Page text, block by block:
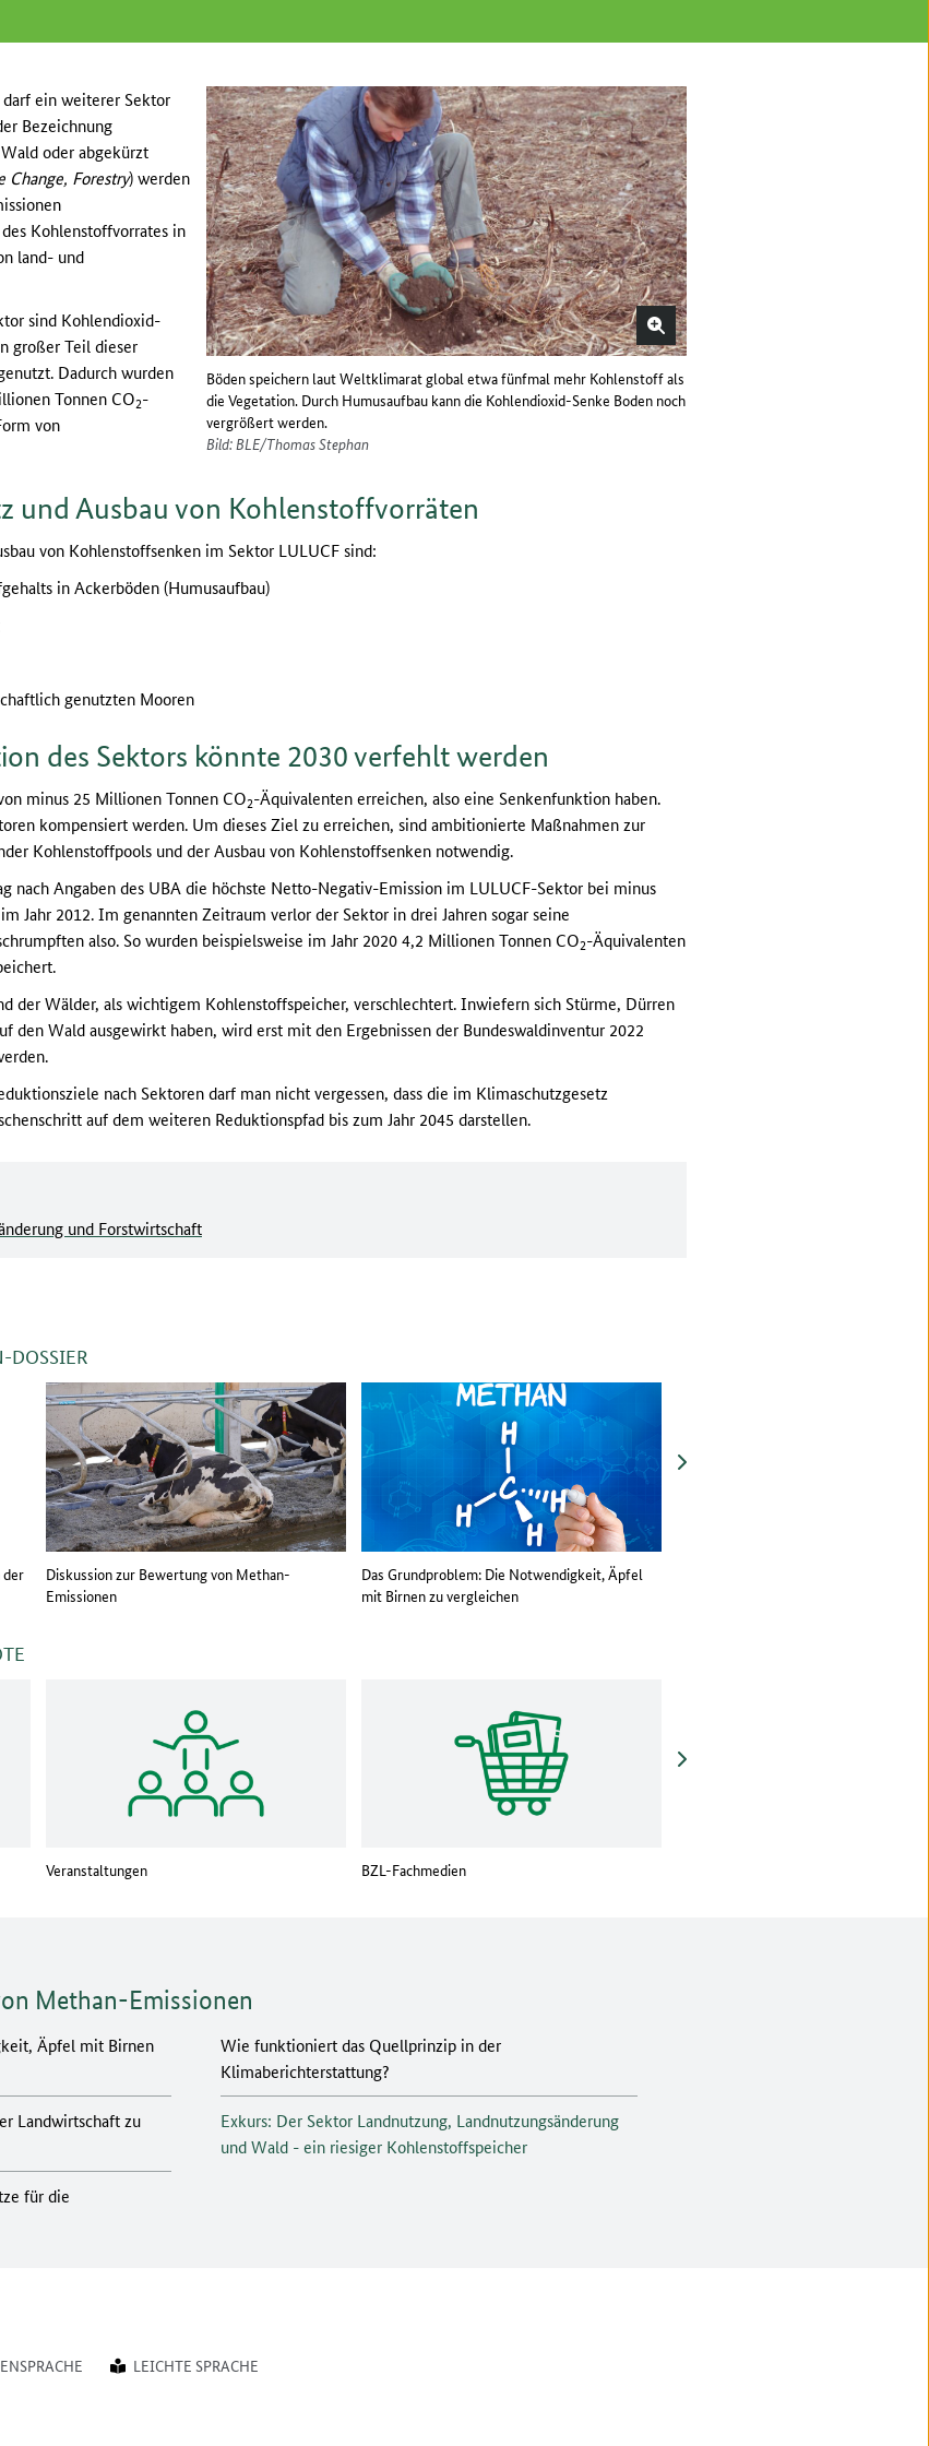
Böden speichern laut Weltklimarat global etwa fünfmal mehr Kohlenstoff als
die Vegetation. Durch Humusaufbau kann die Kohlendioxid-Senke Boden noch
vergrößert werden.
Bild: BLE/Thomas Stephan
ein weiterer Sektor
Bezeichnung
oder abgekürzt
Change, Forestry) werden
Kohlenstoffvorrates in
land- und
sind Kohlendioxid-
großer Teil dieser
Dadurch wurden
Tonnen CO2-
von
und Ausbau von Kohlenstoffvorräten
von Kohlenstoffsenken im Sektor LULUCF sind:
in Ackerböden (Humusaufbau)
genutzten Mooren
des Sektors könnte 2030 verfehlt werden
minus 25 Millionen Tonnen CO2-Äquivalenten erreichen, also eine Senkenfunktion haben.
kompensiert werden. Um dieses Ziel zu erreichen, sind ambitionierte Maßnahmen zur
Kohlenstoffpools und der Ausbau von Kohlenstoffsenken notwendig.
nach Angaben des UBA die höchste Netto-Negativ-Emission im LULUCF-Sektor bei minus
Jahr 2012. Im genannten Zeitraum verlor der Sektor in drei Jahren sogar seine
also. So wurden beispielsweise im Jahr 2020 4,2 Millionen Tonnen CO2-Äquivalenten
der Wälder, als wichtigem Kohlenstoffspeicher, verschlechtert. Inwiefern sich Stürme, Dürren
den Wald ausgewirkt haben, wird erst mit den Ergebnissen der Bundeswaldinventur 2022
nach Sektoren darf man nicht vergessen, dass die im Klimaschutzgesetz
auf dem weiteren Reduktionspfad bis zum Jahr 2045 darstellen.
und Forstwirtschaft
DOSSIER
der
Diskussion zur Bewertung von Methan-
Emissionen
Das Grundproblem: Die Notwendigkeit, Äpfel
mit Birnen zu vergleichen
vor
Veranstaltungen BZL-Fachmedien
vor
Methan-Emissionen
Äpfel mit Birnen
Landwirtschaft zu
für die
Wie funktioniert das Quellprinzip in der
Klimaberichterstattung?
Exkurs: Der Sektor Landnutzung, Landnutzungsänderung
und Wald - ein riesiger Kohlenstoffspeicher
LEICHTE SPRACHE